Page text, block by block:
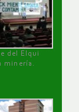
del Elqui
minería.